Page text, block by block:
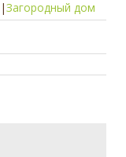
|Загородный дом